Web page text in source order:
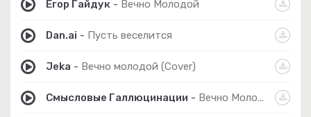
Егор Гайдук - Вечно Молодой
Dan.ai - Пусть веселится
Jeka - Вечно молодой (Cover)
Смысловые Галлюцинации - Вечно Молодой